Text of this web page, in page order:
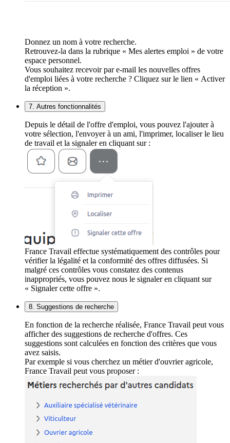
Donnez un nom à votre recherche.
Retrouvez-la dans la rubrique « Mes alertes emploi » de votre
espace personnel.
Vous souhaitez recevoir par e-mail les nouvelles offres
d'emploi liées à votre recherche ? Cliquez sur le lien « Activer
la réception ».
7. Autres fonctionnalités
Depuis le détail de l'offre d'emploi, vous pouvez l'ajouter à
votre sélection, l'envoyer à un ami, l'imprimer, localiser le lieu
de travail et la signaler en cliquant sur :
France Travail effectue systématiquement des contrôles pour
vérifier la légalité et la conformité des offres diffusées. Si
malgré ces contrôles vous constatez des contenus
inappropriés, vous pouvez nous le signaler en cliquant sur
« Signaler cette offre ».
8. Suggestions de recherche
En fonction de la recherche réalisée, France Travail peut vous
afficher des suggestions de recherche d'offres. Ces
suggestions sont calculées en fonction des critères que vous
avez saisis.
Par exemple si vous cherchez un métier d'ouvrier agricole,
France Travail peut vous proposer :